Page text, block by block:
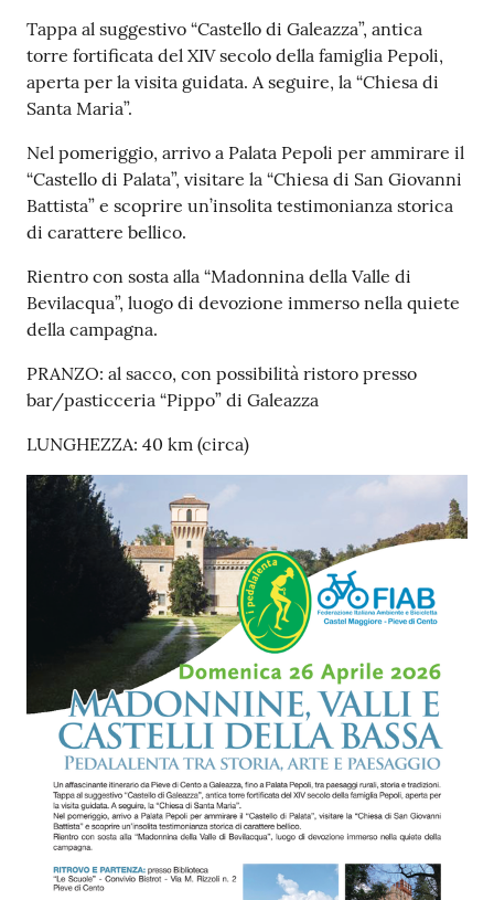
Tappa al suggestivo “Castello di Galeazza”, antica
torre fortificata del XIV secolo della famiglia Pepoli,
aperta per la visita guidata. A seguire, la “Chiesa di
Santa Maria”.
Nel pomeriggio, arrivo a Palata Pepoli per ammirare il
“Castello di Palata”, visitare la “Chiesa di San Giovanni
Battista” e scoprire un’insolita testimonianza storica
di carattere bellico.
Rientro con sosta alla “Madonnina della Valle di
Bevilacqua”, luogo di devozione immerso nella quiete
della campagna.
PRANZO: al sacco, con possibilità ristoro presso
bar/pasticceria “Pippo” di Galeazza
LUNGHEZZA: 40 km (circa)